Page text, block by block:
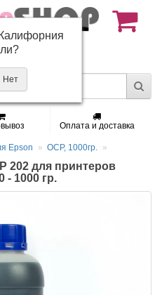
37
Оплата и доставка
Epson OCP, 1000гр.
202 для принтеров
- 1000 гр.
Калифорния